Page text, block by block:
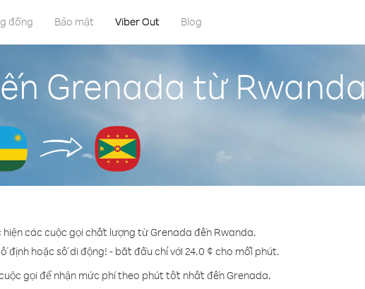
đồng Bảo mật Viber Out Blog
Grenada từ Rwanda
các cuộc gọi chất lượng từ Grenada đến Rwanda.
định hoặc số di động! - bắt đầu chỉ với 24.0 ¢ cho mỗi phút.
gọi để nhận mức phí theo phút tốt nhất đến Grenada.